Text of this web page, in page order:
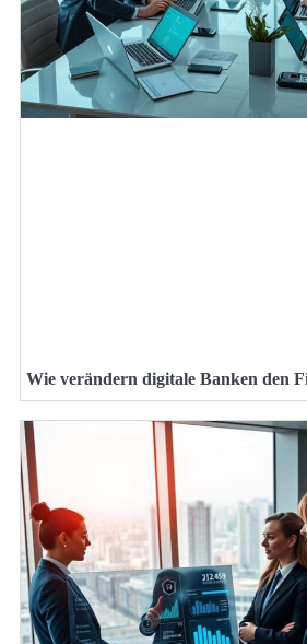
Wie verändern digitale Banken den